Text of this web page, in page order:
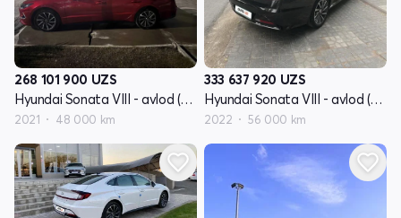
268 101 900 UZS
Hyundai Sonata VIII - avlod (DN8)
2021 48 000 km
333 637 920 UZS
Hyundai Sonata VIII - avlod (DN8)
2022 56 000 km